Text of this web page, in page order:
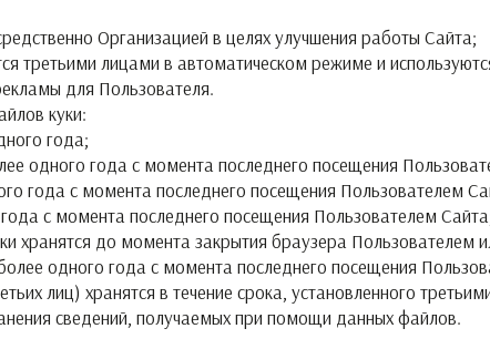
Организацией в целях улучшения работы Сайта;
третьими лицами в автоматическом режиме и
для Пользователя.
куки:
года;
одного года с момента последнего посещения
года с момента последнего посещения Пользователем
с момента последнего посещения Пользователем
хранятся до момента закрытия браузера Пользователем
одного года с момента последнего посещения
лиц) хранятся в течение срока, установленного
сведений, получаемых при помощи данных файлов.